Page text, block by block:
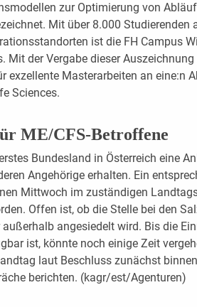
zur Optimierung von
Mit über 8.000 Studierenden
ist die FH Campus
Mit der Vergabe dieser
exzellente Masterarbeiten an eine:n
Sciences.
ME/CFS-Betroffene
Bundesland in Österreich eine
Angehörige erhalten. Ein
Mittwoch im zuständigen
Offen ist, ob die Stelle bei den
angesiedelt wird. Bis die
ist, könnte noch einige Zeit
laut Beschluss zunächst
berichten. (kagr/est/Agenturen)